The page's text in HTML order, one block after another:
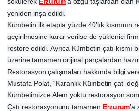
yeniden inşa edildi.
Kümbetin ilk etapta yüzde 40’lık kısmının
geçirilmesine karar verilse de yüklenici
restore edildi. Ayrıca Kümbetin çatı kısmı
üzerine tamamen orijinal parçalardan
Restorasyon çalışmaları hakkında bilgi
Mustafa Polat, “Karanlık Kümbetin çatı
Kümbetimizde Alem yoktu restorasyon
Çatı restorasyonunu tamamen Erzurum’a